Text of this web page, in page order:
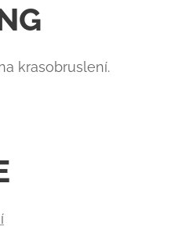
krasobruslení.